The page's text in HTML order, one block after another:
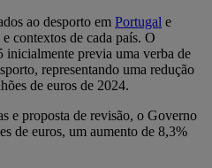
ao desporto em Portugal e
contextos de cada país. O
inicialmente previa uma verba de
representando uma redução
de euros de 2024.
e proposta de revisão, o Governo
de euros, um aumento de 8,3%